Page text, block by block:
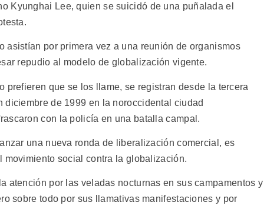
Kyunghai Lee, quien se suicidó de una puñalada el
asistían por primera vez a una reunión de organismos
repudio al modelo de globalización vigente.
prefieren que se los llame, se registran desde la tercera
de 1999 en la noroccidental ciudad
con la policía en una batalla campal.
una nueva ronda de liberalización comercial, es
social contra la globalización.
atención por las veladas nocturnas en sus campamentos y
sobre todo por sus llamativas manifestaciones y por